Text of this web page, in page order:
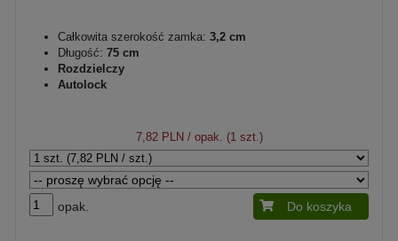
Całkowita szerokość zamka: 3,2 cm
Długość: 75 cm
Rozdzielczy
Autolock
7,82 PLN/ opak. (1 szt.)
opak. Do koszyka